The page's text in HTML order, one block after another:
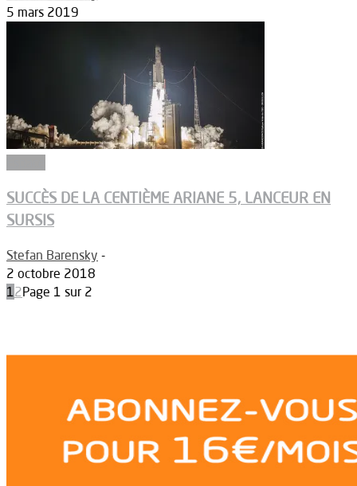
5 mars 2019
SUCCÈS DE LA CENTIÈME ARIANE 5, LANCEUR EN
SURSIS
Stefan Barensky -
2 octobre 2018
12Page 1 sur 2